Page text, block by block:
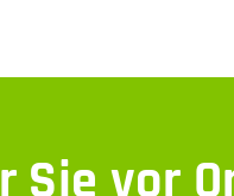
vor